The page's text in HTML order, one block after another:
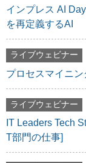
インプレス AI
を再定義するAI
ライブウェビナー
プロセスマイニ
ライブウェビナー
IT Leaders Tech
T部門の仕事]